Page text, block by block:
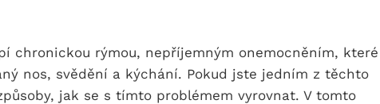
chronickou rýmou, nepříjemným onemocněním, které
nos, svědění a kýchání. Pokud jste jedním z těchto
jak se s tímto problémem vyrovnat. V tomto